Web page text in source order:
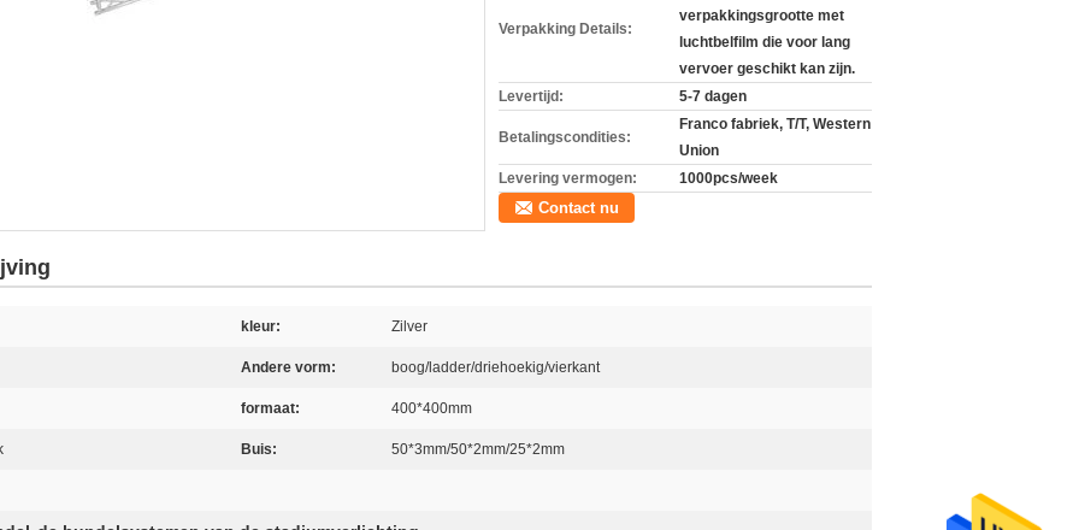
Verpakking Details:
verpakkingsgrootte met
luchtbelfilm die voor lang
vervoer geschikt kan zijn.
Levertijd:
5-7 dagen
Betalingscondities:
Franco fabriek, T/T, Western
Union
Levering vermogen:
1000pcs/week
Contact nu
kleur: Zilver
Andere vorm: boog/ladder/driehoekig/vierkant
formaat: 400*400mm
Buis: 50*3mm/50*2mm/25*2mm